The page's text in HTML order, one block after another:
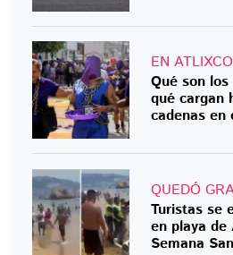
EN
Qué son
qué cargan
cadenas en
QUEDÓ
Turistas se
en playa de
Semana